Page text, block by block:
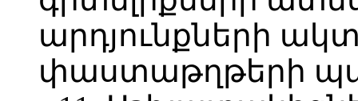
արդյունքների
փաստաթղթերի